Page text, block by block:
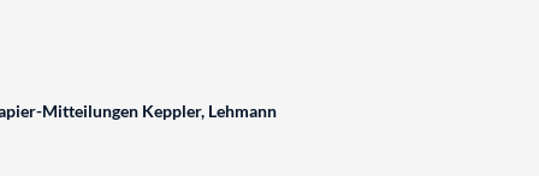
Mitteilungen Keppler, Lehmann